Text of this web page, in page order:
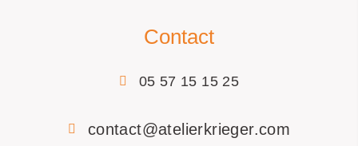
Contact
05 57 15 15 25
contact@atelierkrieger.com